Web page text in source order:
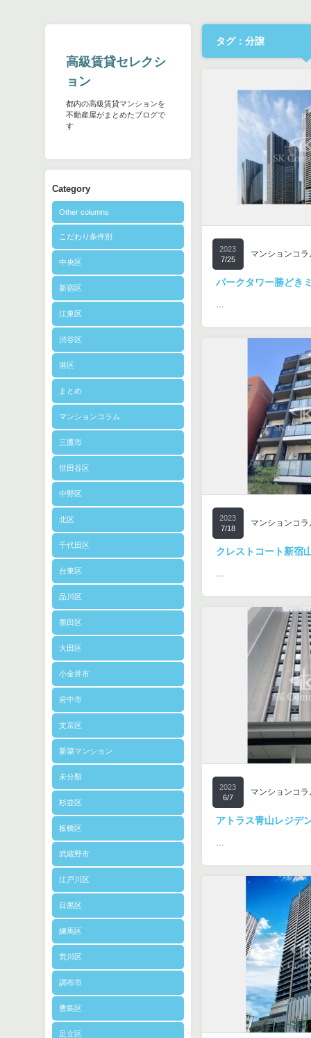
高級賃貸セレクシ
ョン
都内の高級賃貸マンションを
不動産屋がまとめたブログで
す
Category
Other columns
こだわり条件別
中央区
新宿区
江東区
渋谷区
港区
まとめ
マンションコラム
三鷹市
世田谷区
中野区
北区
千代田区
台東区
品川区
墨田区
大田区
小金井市
府中市
文京区
新築マンション
未分類
杉並区
板橋区
武蔵野市
江戸川区
目黒区
練馬区
荒川区
調布市
豊島区
足立区
タグ：分譲
2023
7/25
マンションコラ
パークタワー勝どき
…
2023
7/18
マンションコラ
クレストコート新宿
…
2023
6/7
マンションコラ
アトラス青山レジデ
…